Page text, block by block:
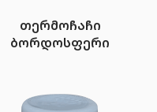
თერმოჩაჩი
ბორდოსფერი